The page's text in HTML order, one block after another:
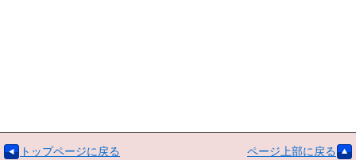
トップページに戻る ページ上部に戻る